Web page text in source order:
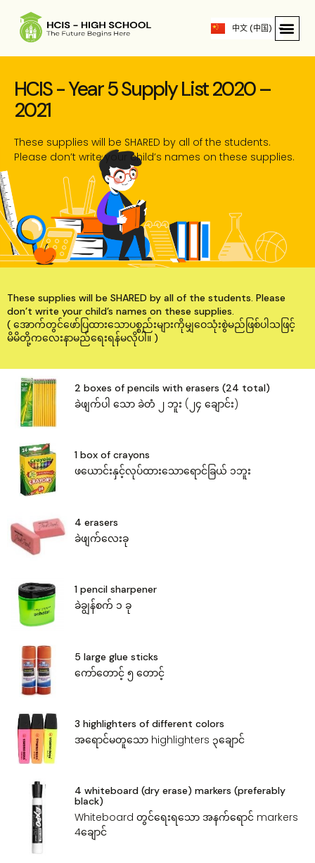
中文 (中国)
English
HCIS - Year 5 Supply List 2020 –
2021
These supplies will be SHARED by all of the students.
Please don’t write your child’s names on these supplies.
These supplies will be SHARED by all of the students. Please
don’t write your child’s names on these supplies.
( အောက်တွင်ဖော်ပြထားသောပစ္စည်းများကိုမျှဝေသုံးစွဲမည်ဖြစ်ပါသဖြင့်
မိမိတို့ကလေးနာမည်ရေးရန်မလိုပါ။ )
2 boxes of pencils with erasers (24 total)
ခဲဖျက်ပါ ‌သော ခဲတံ ၂ ဘူး (၂၄ ချောင်း)
1 box of crayons
ဖယောင်းနှင့်လုပ်ထား‌သောရောင်ခြယ် ၁ဘူး
4 erasers
ခဲဖျက်‌လေးခု
1 pencil sharpener
ခဲချွန်စက် ၁ ခု
5 large glue sticks
ကော်တောင့် ၅ ‌တောင့်
3 highlighters of different colors
အ‌ရောင်မတူ‌သော highlighters ၃‌ချောင်
4 whiteboard (dry erase) markers (preferably
black)
Whiteboard တွင်‌ရေးရ‌သော အနက်‌ရောင် markers
4‌ချောင်